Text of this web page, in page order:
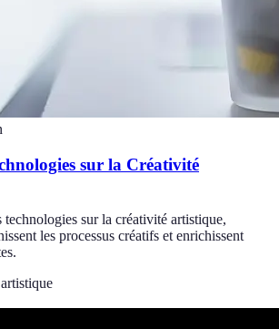
sur la Créativité
sur la créativité artistique,
les processus créatifs et enrichissent